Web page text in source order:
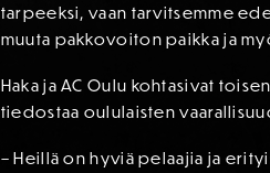
tarpeeksi, vaan tarvitsemme
muuta pakkovoiton paikka ja
Haka ja AC Oulu kohtasivat
tiedostaa oululaisten
– Heillä on hyviä pelaajia ja